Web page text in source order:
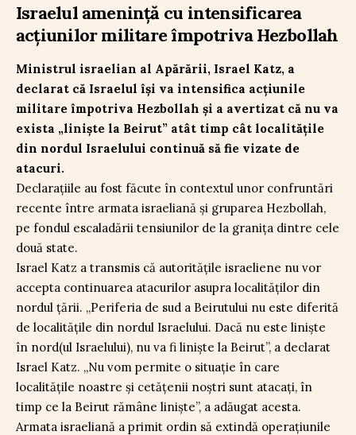
Israelul amenință cu intensificarea
acțiunilor militare împotriva Hezbollah
Ministrul israelian al Apărării, Israel Katz, a
declarat că Israelul își va intensifica acțiunile
militare împotriva Hezbollah și a avertizat că nu va
exista „linişte la Beirut” atât timp cât localitățile
din nordul Israelului continuă să fie vizate de
atacuri.
Declarațiile au fost făcute în contextul unor confruntări
recente între armata israeliană și gruparea Hezbollah,
pe fondul escaladării tensiunilor de la granița dintre cele
două state.
Israel Katz a transmis că autoritățile israeliene nu vor
accepta continuarea atacurilor asupra localităților din
nordul țării. „Periferia de sud a Beirutului nu este diferită
de localităţile din nordul Israelului. Dacă nu este linişte
în nord(ul Israelului), nu va fi linişte la Beirut”, a declarat
Israel Katz. „Nu vom permite o situaţie în care
localităţile noastre şi cetăţenii noştri sunt atacaţi, în
timp ce la Beirut rămâne linişte”, a adăugat acesta.
Armata israeliană a primit ordin să extindă operațiunile